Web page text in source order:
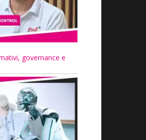
governance e